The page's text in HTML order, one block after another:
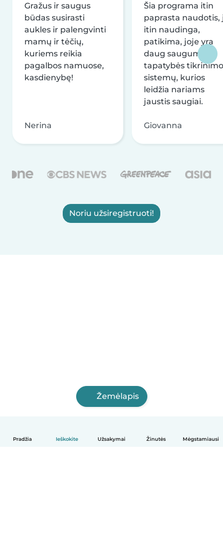
Pradžia Ieškokite Užsakymai Žinutės Mėgstamiausi
Gražus ir saugus
būdas susirasti
aukles ir palengvinti
mamų ir tėčių,
kuriems reikia
pagalbos namuose,
kasdienybę!
Nerina
Šia programa itin
paprasta naudotis,
itin naudinga,
patikima, joje yra
daug saugumo ir
tapatybės tikrinimo
sistemų, kurios
leidžia nariams
jaustis saugiai.
Giovanna
Noriu užsiregistruoti!
Žemėlapis